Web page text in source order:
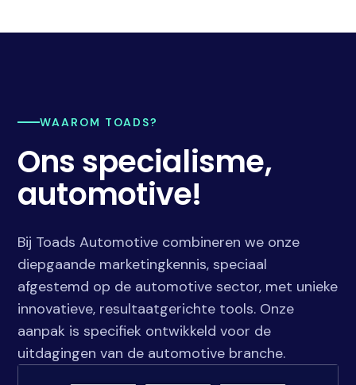
WAAROM TOADS?
Ons specialisme,
automotive!
Bij Toads Automotive combineren we onze
diepgaande marketingkennis, speciaal
afgestemd op de automotive sector, met unieke
innovatieve, resultaatgerichte tools. Onze
aanpak is specifiek ontwikkeld voor de
uitdagingen van de automotive branche.